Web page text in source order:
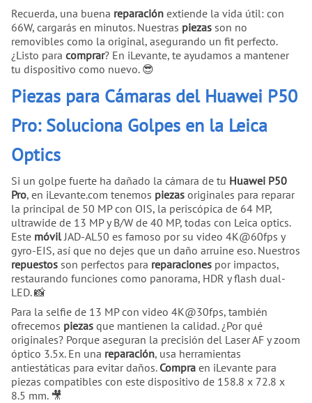
Recuerda, una buena reparación extiende la vida útil: con
66W, cargarás en minutos. Nuestras piezas son no
removibles como la original, asegurando un fit perfecto.
¿Listo para comprar? En iLevante, te ayudamos a mantener
tu dispositivo como nuevo. 😎
Piezas para Cámaras del Huawei P50
Pro: Soluciona Golpes en la Leica
Optics
Si un golpe fuerte ha dañado la cámara de tu Huawei P50
Pro, en iLevante.com tenemos piezas originales para reparar
la principal de 50 MP con OIS, la periscópica de 64 MP,
ultrawide de 13 MP y B/W de 40 MP, todas con Leica optics.
Este móvil JAD-AL50 es famoso por su video 4K@60fps y
gyro-EIS, así que no dejes que un daño arruine eso. Nuestros
repuestos son perfectos para reparaciones por impactos,
restaurando funciones como panorama, HDR y flash dual-
LED. 📸
Para la selfie de 13 MP con video 4K@30fps, también
ofrecemos piezas que mantienen la calidad. ¿Por qué
originales? Porque aseguran la precisión del Laser AF y zoom
óptico 3.5x. En una reparación, usa herramientas
antiestáticas para evitar daños. Compra en iLevante para
piezas compatibles con este dispositivo de 158.8 x 72.8 x
8.5 mm. 🎥